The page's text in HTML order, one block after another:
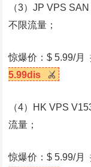
（3）JP VPS
不限流量；
惊爆价：$ 5.99/月
5.99dis
（4）HK VPS
流量；
惊爆价：$ 5.99/月